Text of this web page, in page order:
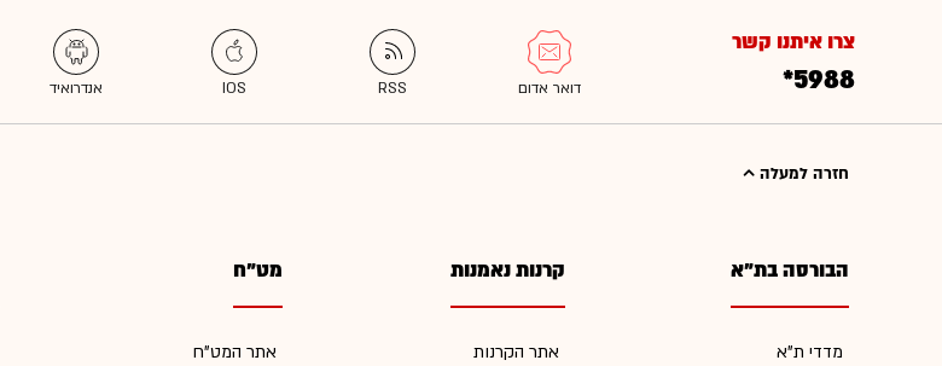
צרו איתנו קשר
*5988
חזרה למעלה
הבורסה בת"א
מדדי ת"א
קרנות נאמנות
אתר הקרנות
מט"ח
אתר המט"ח